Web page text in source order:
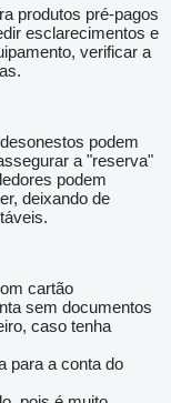
produtos pré-pagos
esclarecimentos e
verificar a
podem
a "reserva"
podem
deixando de
cartão
sem documentos
caso tenha
para a conta do